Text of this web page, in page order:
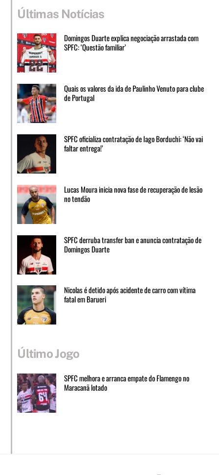
Últimas Notícias
Domingos Duarte explica negociação arrastada com
SPFC: ‘Questão familiar’
Quais os valores da ida de Paulinho Venuto para clube
de Portugal
SPFC oficializa contratação de Iago Borduchi: ‘Não vai
faltar entrega!’
Lucas Moura inicia nova fase de recuperação de lesão
no tendão
SPFC derruba transfer ban e anuncia contratação de
Domingos Duarte
Nicolas é detido após acidente de carro com vítima
fatal em Barueri
Último Jogo
SPFC melhora e arranca empate do Flamengo no
Maracanã lotado